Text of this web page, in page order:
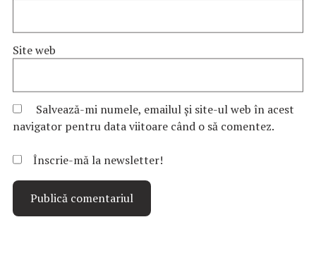
Site web
Salvează-mi numele, emailul și site-ul web în acest
navigator pentru data viitoare când o să comentez.
Înscrie-mă la newsletter!